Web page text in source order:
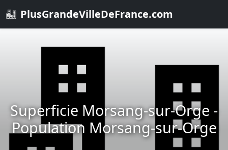
PlusGrandeVilleDeFrance.com
Superficie Morsang-sur-Orge -
Population Morsang-sur-Orge